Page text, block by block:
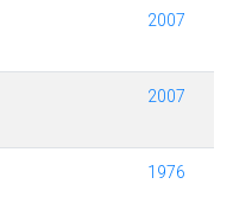
2007
2007
1976